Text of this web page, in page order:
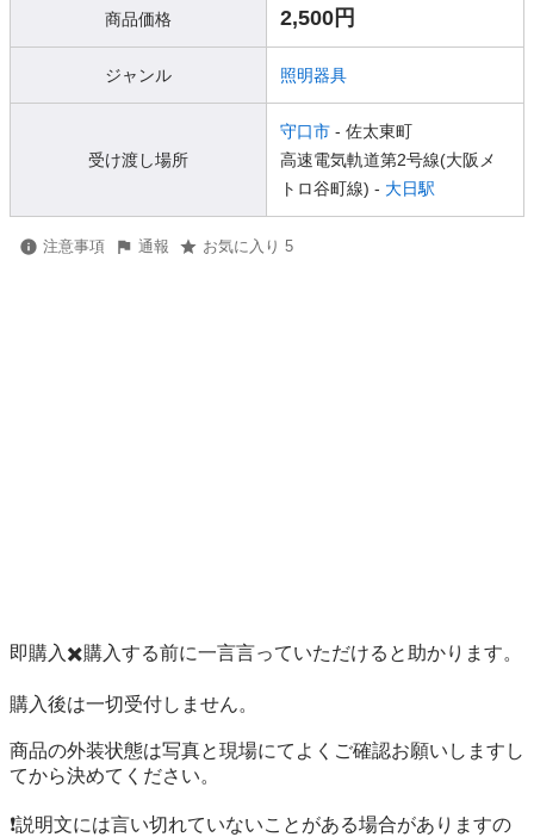
商品価格 2,500円
ジャンル 照明器具
受け渡し場所
守口市 - 佐太東町
高速電気軌道第2号線(大阪メ
トロ谷町線) - 大日駅
注意事項 通報 お気に入り 5
即購入✖️購入する前に一言言っていただけると助かります。
購入後は一切受付しません。
商品の外装状態は写真と現場にてよくご確認お願いしますし
てから決めてください。
❗️説明文には言い切れていないことがある場合がありますの